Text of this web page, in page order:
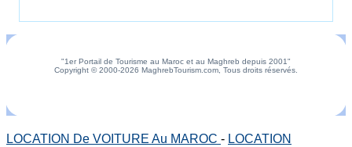
"1er Portail de Tourisme au Maroc et au Maghreb depuis 2001"
Copyright © 2000-2026 MaghrebTourism.com, Tous droits réservés.
LOCATION De VOITURE Au MAROC - LOCATION